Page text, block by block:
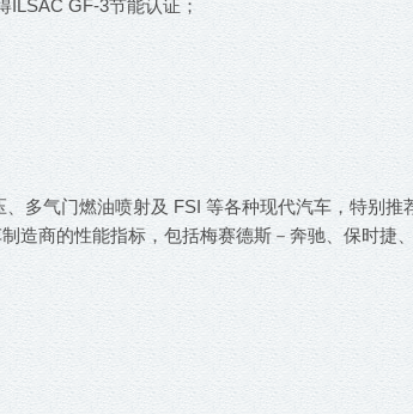
GF-3节能认证；
多气门燃油喷射及 FSI 等各种现代汽车，特别推
造商的性能指标，包括梅赛德斯－奔驰、保时捷